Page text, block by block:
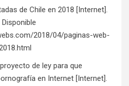
de Chile en 2018 [Internet].
2018/04/paginas-web-
de ley para que
en Internet [Internet].